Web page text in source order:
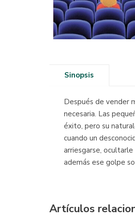
Sinopsis
Después de vender
necesaria. Las
éxito, pero su
cuando un
arriesgarse,
además ese golpe
Artículos